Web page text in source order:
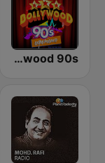
Radio Retro Bollywood 90s